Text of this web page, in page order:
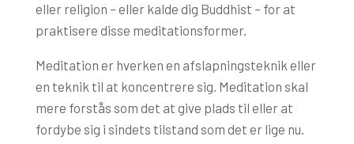
eller religion – eller kalde dig Buddhist – for at
praktisere disse meditationsformer.
Meditation er hverken en afslapningsteknik eller
en teknik til at koncentrere sig. Meditation skal
mere forstås som det at give plads til eller at
fordybe sig i sindets tilstand som det er lige nu.